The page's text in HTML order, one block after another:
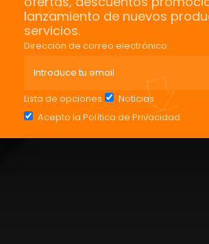
lanzamiento de nuevos
servicios.
Dirección de correo electrónico:
Lista de opciones
Noticias
Acepto la Política de Privacidad